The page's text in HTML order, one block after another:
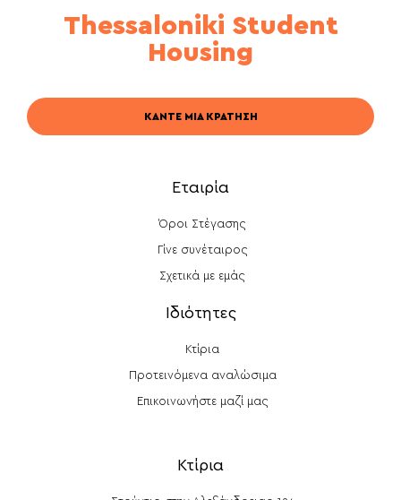
Thessaloniki Student
Housing
ΚΆΝΤΕ ΜΙΑ ΚΡΆΤΗΣΗ
Εταιρία
Όροι Στέγασης
Γίνε συνέταιρος
Σχετικά με εμάς
Ιδιότητες
Κτίρια
Προτεινόμενα αναλώσιμα
Επικοινωνήστε μαζί μας
Κτίρια